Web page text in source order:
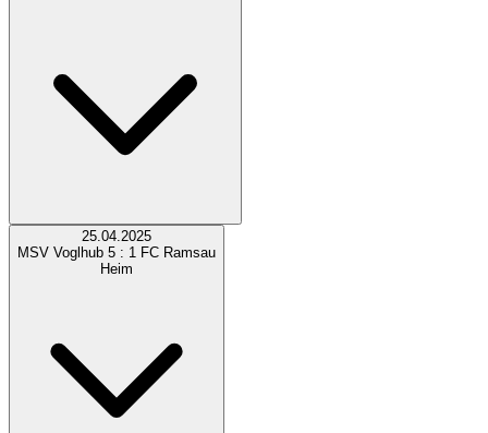
25.04.2025
MSV Voglhub 5 : 1 FC Ramsau
Heim